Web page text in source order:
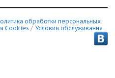
обработки персональных
Сookies / Условия обслуживания